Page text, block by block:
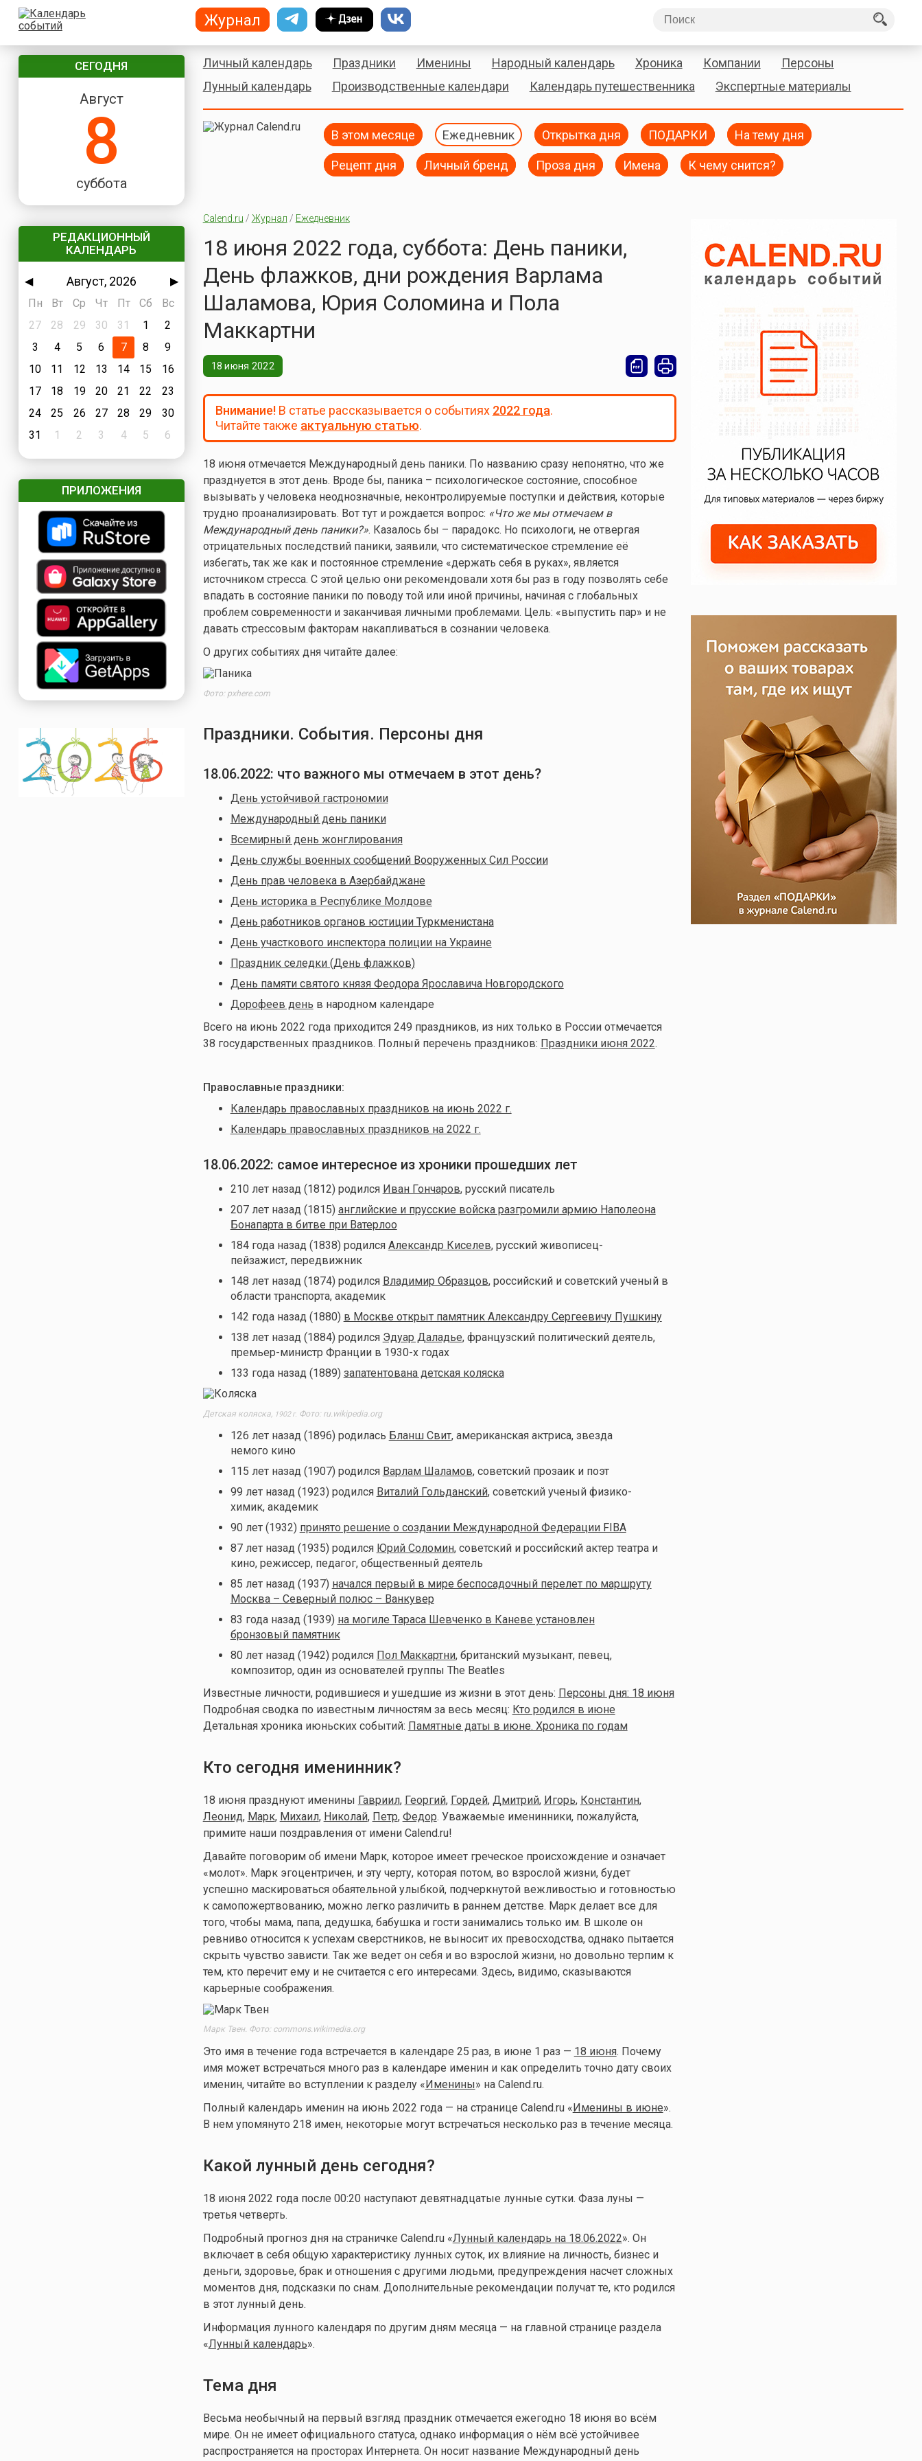
СЕГОДНЯ
Август
8
суббота
РЕДАКЦИОННЫЙ
КАЛЕНДАРЬ
◀ Август, 2026
▶
Пн
Вт Ср Чт Пт Сб
Вс
27
28 29 30 31 1
2
3
4 5 6 7 8
9
10
11 12 13 14 15
16
17
18 19 20 21 22
23
24
25 26 27 28 29
30
31
1 2 3 4 5 6
ПРИЛОЖЕНИЯ
Личный календарь Праздники Именины Народный календарь Хроника Компании
Персоны
Лунный календарь
Производственные календари Календарь путешественника Экспертные материалы
В этом месяце Ежедневник Открытка дня ПОДАРКИ На тему дня
Рецепт дня Личный бренд Проза дня Имена К чему снится?
Calend.ru / Журнал / Ежедневник
18 июня 2022 года, суббота: День паники,
День флажков, дни рождения Варлама
Шаламова, Юрия Соломина и Пола
Маккартни
18 июня 2022
Внимание!В статье рассказывается о событиях 2022 года.
Читайте также актуальную статью.
18 июня отмечается Международный день паники. По названию сразу непонятно, что же
празднуется в этот день. Вроде бы, паника – психологическое состояние, способное
вызывать у человека неоднозначные, неконтролируемые поступки и действия, которые
трудно проанализировать. Вот тут и рождается вопрос: «Что же мы отмечаем в
Международный день паники?». Казалось бы – парадокс. Но психологи, не отвергая
отрицательных последствий паники, заявили, что систематическое стремление её
избегать, так же как и постоянное стремление «держать себя в руках», является
источником стресса. С этой целью они рекомендовали хотя бы раз в году позволять себе
впадать в состояние паники по поводу той или иной причины, начиная с глобальных
проблем современности и заканчивая личными проблемами. Цель: «выпустить пар» и не
давать стрессовым факторам накапливаться в сознании человека.
О других событиях дня читайте далее:
Фото: pxhere.com
Праздники. События. Персоны дня
18.06.2022: что важного мы отмечаем в этот день?
День устойчивой гастрономии
Международный день паники
Всемирный день жонглирования
День службы военных сообщений Вооруженных Сил России
День прав человека в Азербайджане
День историка в Республике Молдове
День работников органов юстиции Туркменистана
День участкового инспектора полиции на Украине
Праздник селедки (День флажков)
День памяти святого князя Феодора Ярославича Новгородского
Дорофеев день в народном календаре
Всего на июнь 2022 года приходится 249 праздников, из них только в России отмечается
38 государственных праздников. Полный перечень праздников: Праздники июня 2022.
Православные праздники:
Календарь православных праздников на июнь 2022 г.
Календарь православных праздников на 2022 г.
18.06.2022: самое интересное из хроники прошедших лет
210 лет назад (1812) родился Иван Гончаров, русский писатель
207 лет назад (1815) английские и прусские войска разгромили армию Наполеона
Бонапарта в битве при Ватерлоо
184 года назад (1838) родился Александр Киселев, русский живописец-
пейзажист, передвижник
148 лет назад (1874) родился Владимир Образцов, российский и советский ученый в
области транспорта, академик
142 года назад (1880) в Москве открыт памятник Александру Сергеевичу Пушкину
138 лет назад (1884) родился Эдуар Даладье, французский политический деятель,
премьер-министр Франции в 1930-х годах
133 года назад (1889) запатентована детская коляска
Детская коляска, 1902 г. Фото: ru.wikipedia.org
126 лет назад (1896) родилась Бланш Свит, американская актриса, звезда
немого кино
115 лет назад (1907) родился Варлам Шаламов, советский прозаик и поэт
99 лет назад (1923) родился Виталий Гольданский, советский ученый физико-
химик, академик
90 лет (1932) принято решение о создании Международной Федерации FIBA
87 лет назад (1935) родился Юрий Соломин, советский и российский актер театра и
кино, режиссер, педагог, общественный деятель
85 лет назад (1937) начался первый в мире беспосадочный перелет по маршруту
Москва – Северный полюс – Ванкувер
83 года назад (1939) на могиле Тараса Шевченко в Каневе установлен
бронзовый памятник
80 лет назад (1942) родился Пол Маккартни, британский музыкант, певец,
композитор, один из основателей группы The Beatles
Известные личности, родившиеся и ушедшие из жизни в этот день: Персоны дня: 18 июня
Подробная сводка по известным личностям за весь месяц: Кто родился в июне
Детальная хроника июньских событий: Памятные даты в июне. Хроника по годам
Кто сегодня именинник?
18 июня празднуют именины Гавриил, Георгий, Гордей, Дмитрий, Игорь, Константин,
Леонид, Марк, Михаил, Николай, Петр, Федор. Уважаемые именинники, пожалуйста,
примите наши поздравления от имени Calend.ru!
Давайте поговорим об имени Марк, которое имеет греческое происхождение и означает
«молот». Марк эгоцентричен, и эту черту, которая потом, во взрослой жизни, будет
успешно маскироваться обаятельной улыбкой, подчеркнутой вежливостью и готовностью
к самопожертвованию, можно легко различить в раннем детстве. Марк делает все для
того, чтобы мама, папа, дедушка, бабушка и гости занимались только им. В школе он
ревниво относится к успехам сверстников, не выносит их превосходства, однако пытается
скрыть чувство зависти. Так же ведет он себя и во взрослой жизни, но довольно терпим к
тем, кто перечит ему и не считается с его интересами. Здесь, видимо, сказываются
карьерные соображения.
Марк Твен. Фото: commons.wikimedia.org
Это имя в течение года встречается в календаре 25 раз, в июне 1 раз — 18 июня. Почему
имя может встречаться много раз в календаре именин и как определить точно дату своих
именин, читайте во вступлении к разделу « Именины» на Calend.ru.
Полный календарь именин на июнь 2022 года — на странице Calend.ru « Именины в июне».
В нем упомянуто 218 имен, некоторые могут встречаться несколько раз в течение месяца.
Какой лунный день сегодня?
18 июня 2022 года после 00:20 наступают девятнадцатые лунные сутки. Фаза луны —
третья четверть.
Подробный прогноз дня на страничке Calend.ru «Лунный календарь на 18.06.2022». Он
включает в себя общую характеристику лунных суток, их влияние на личность, бизнес и
деньги, здоровье, брак и отношения с другими людьми, предупреждения насчет сложных
моментов дня, подсказки по снам. Дополнительные рекомендации получат те, кто родился
в этот лунный день.
Информация лунного календаря по другим дням месяца — на главной странице раздела
«Лунный календарь».
Тема дня
Весьма необычный на первый взгляд праздник отмечается ежегодно 18 июня во всём
мире. Он не имеет официального статуса, однако информация о нём всё устойчивее
распространяется на просторах Интернета. Он носит название Международный день
Журнал